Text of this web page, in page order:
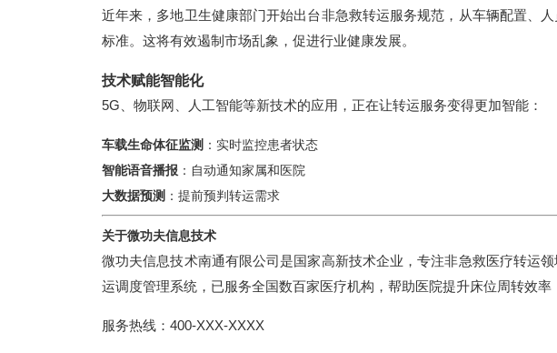
近年来，多地卫生健康部门开始出台非急救转运服务规范，从车辆配置、
标准。这将有效遏制市场乱象，促进行业健康发展。
技术赋能智能化
5G、物联网、人工智能等新技术的应用，正在让转运服务变得更加智能：
车载生命体征监测 ：实时监控患者状态
智能语音播报 ：自动通知家属和医院
大数据预测 ：提前预判转运需求
关于微功夫信息技术
微功夫信息技术南通有限公司是国家高新技术企业，专注非急救医疗转运
运调度管理系统，已服务全国数百家医疗机构，帮助医院提升床位周转效率
服务热线：400-XXX-XXXX